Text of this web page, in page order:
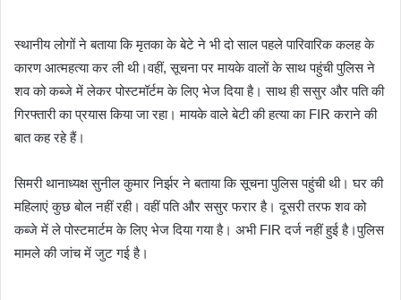
स्थानीय लोगों ने बताया कि मृतका के बेटे ने भी दो साल पहले पारिवारिक कलह के
कारण आत्महत्या कर ली थी।वहीं, सूचना पर मायके वालों के साथ पहुंची पुलिस ने
शव को कब्जे में लेकर पोस्टमॉर्टम के लिए भेज दिया है। साथ ही ससुर और पति की
गिरफ्तारी का प्रयास किया जा रहा। मायके वाले बेटी की हत्या का FIR कराने की
बात कह रहे हैं।
सिमरी थानाध्यक्ष सुनील कुमार निर्झर ने बताया कि सूचना पुलिस पहुंची थी। घर की
महिलाएं कुछ बोल नहीं रही। वहीं पति और ससुर फरार है। दूसरी तरफ शव को
कब्जे में ले पोस्टमार्टम के लिए भेज दिया गया है। अभी FIR दर्ज नहीं हुई है।पुलिस
मामले की जांच में जुट गई है।